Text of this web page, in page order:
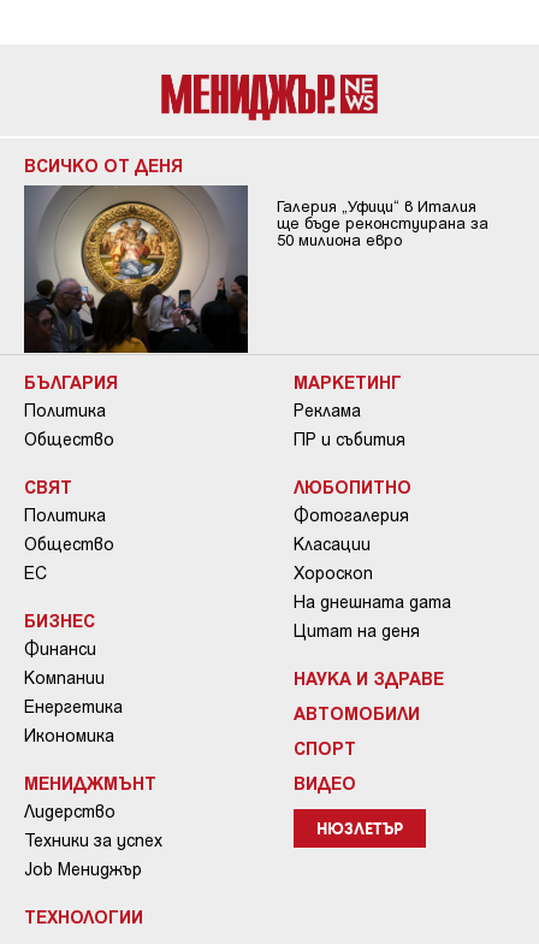
ВСИЧКО ОТ ДЕНЯ
Галерия „Уфици“ в Италия
ще бъде реконстуирана за
50 милиона евро
БЪЛГАРИЯ
Политика
Общество
СВЯТ
Политика
Общество
ЕС
БИЗНЕС
Финанси
Компании
Енергетика
Икономика
МЕНИДЖМЪНТ
Лидерство
Техники за успех
Job Мениджър
ТЕХНОЛОГИИ
МАРКЕТИНГ
Реклама
ПР и събития
ЛЮБОПИТНО
Фотогалерия
Класации
Хороскоп
На днешната дата
Цитат на деня
НАУКА И ЗДРАВЕ
АВТОМОБИЛИ
СПОРТ
ВИДЕО
НЮЗЛЕТЪР